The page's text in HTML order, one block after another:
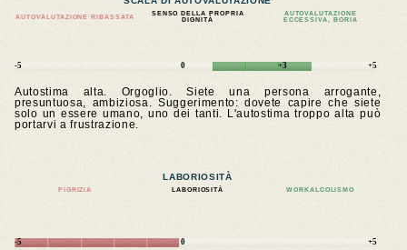
AUTOVALUTAZIONE RIBASSATA
SENSO DELLA PROPRIA
DIGNITÀ
AUTOVALUTAZIONE
ECCESSIVA, BORIA
-5 0 +3 +5
Autostima alta. Orgoglio. Siete una persona arrogante,
presuntuosa, ambiziosa. Suggerimento: dovete capire che siete
solo un essere umano, uno dei tanti. L'autostima troppo alta può
portarvi a frustrazione.
LABORIOSITÀ
PIGRIZIA LABORIOSITÀ WORKALCOLISMO
-5 0 +5